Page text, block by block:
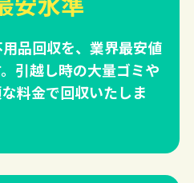
品回収を、業界最安値
引越し時の大量ゴミや
料金で回収いたしま